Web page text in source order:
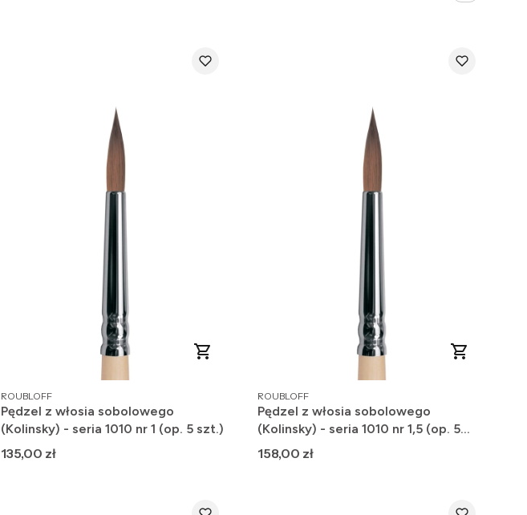
PRODUCENT
ROUBLOFF
Pędzel z włosia sobolowego
(Kolinsky) - seria 1010 nr 1 (op. 5 szt.)
Cena
135,00 zł
PRODUCENT
ROUBLOFF
Pędzel z włosia sobolowego
(Kolinsky) - seria 1010 nr 1,5 (op. 5
szt.)
Cena
158,00 zł